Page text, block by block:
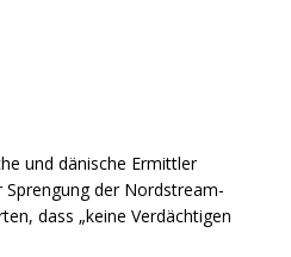
und dänische Ermittler
der Nordstream-
dass „keine Verdächtigen